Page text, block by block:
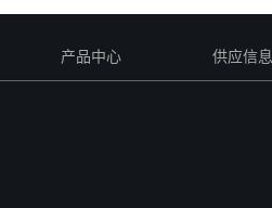
产品中心 供应信息